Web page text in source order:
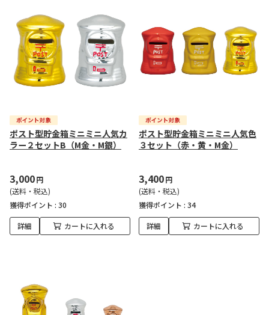
ポスト型貯金箱ミニミニ人気カ
ラー２セットB（M金・M銀）
3,000円
(送料・税込)
獲得ポイント : 30
詳細 カートに入れる
ポスト型貯金箱ミニミニ人気色
３セット（赤・黄・M金）
3,400円
(送料・税込)
獲得ポイント : 34
詳細 カートに入れる